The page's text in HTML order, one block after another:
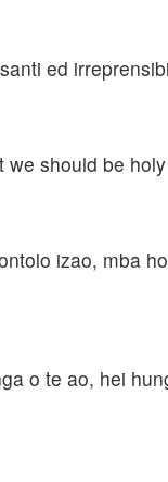
ed
should be
izao, mba
o te ao, hei